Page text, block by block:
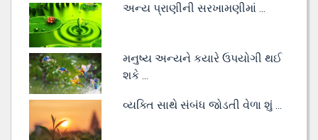
અન્ય પ્રાણીની સરખામણીમાં ...
મનુષ્ય અન્યને કયારે ઉપયોગી થઈ
શકે ...
વ્યક્તિ સાથે સંબંધ જોડતી વેળા શું ...